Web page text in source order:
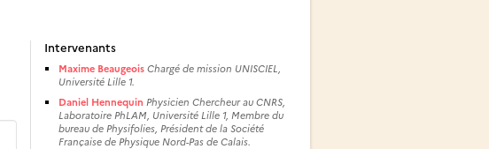
Intervenants
Maxime Beaugeois Chargé de mission UNISCIEL,
Université Lille 1.
Daniel Hennequin Physicien Chercheur au CNRS,
Laboratoire PhLAM, Université Lille 1, Membre du
bureau de Physifolies, Président de la Société
Française de Physique Nord-Pas de Calais.